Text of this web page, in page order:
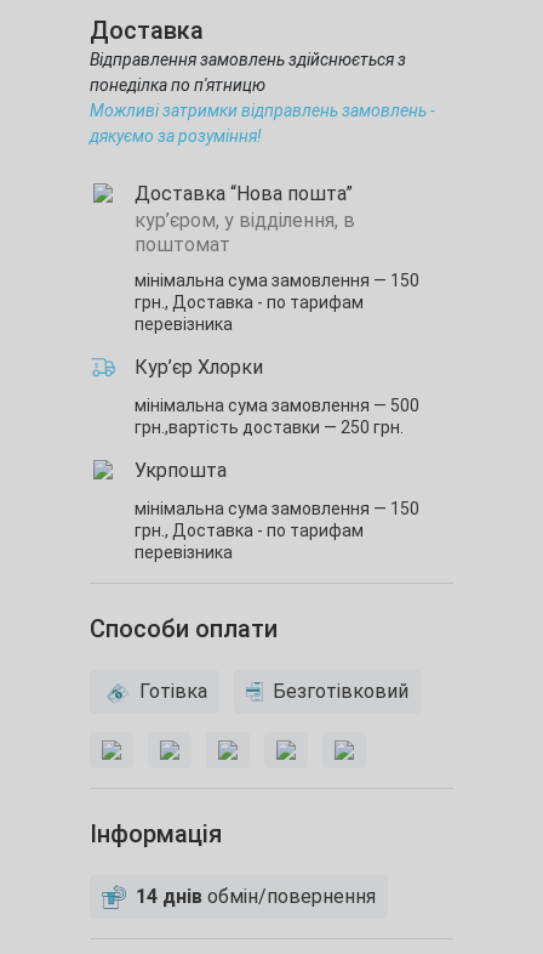
Доставка
Відправлення замовлень здійснюється з
понеділка по п'ятницю
Можливі затримки відправлень замовлень -
дякуємо за розуміння!
Доставка “Нова пошта”
кур’єром, у відділення, в
поштомат
мінімальна сума замовлення — 150
грн., Доставка - по тарифам
перевізника
Кур’єр Хлорки
мінімальна сума замовлення — 500
грн.,вартість доставки — 250 грн.
Укрпошта
мінімальна сума замовлення — 150
грн., Доставка - по тарифам
перевізника
Способи оплати
Готівка Безготівковий
Інформація
14 днів обмін/повернення